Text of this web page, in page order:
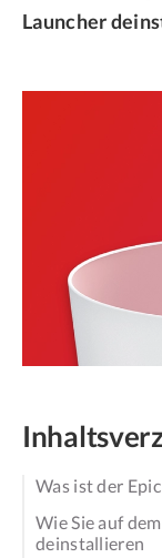
Launcher
Was ist der
Wie Sie auf
deinstallieren